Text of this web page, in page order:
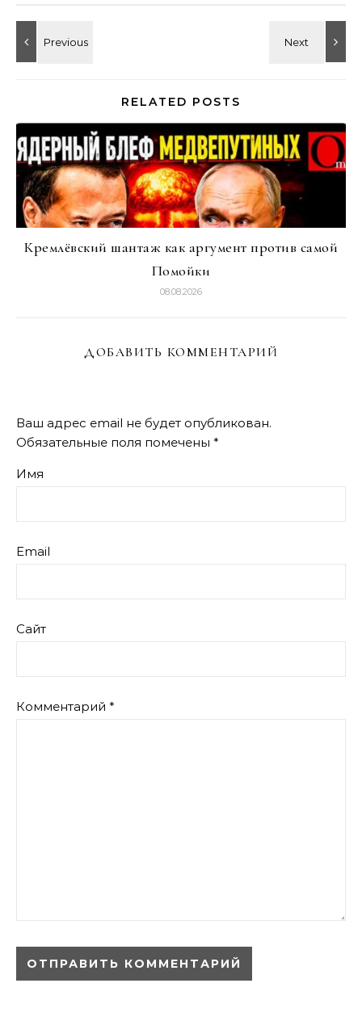
RELATED POSTS
Кремлёвский шантаж как аргумент против самой
Помойки
08.08.2026
ДОБАВИТЬ КОММЕНТАРИЙ
Ваш адрес email не будет опубликован.
Обязательные поля помечены *
Имя
Email
Сайт
Комментарий *